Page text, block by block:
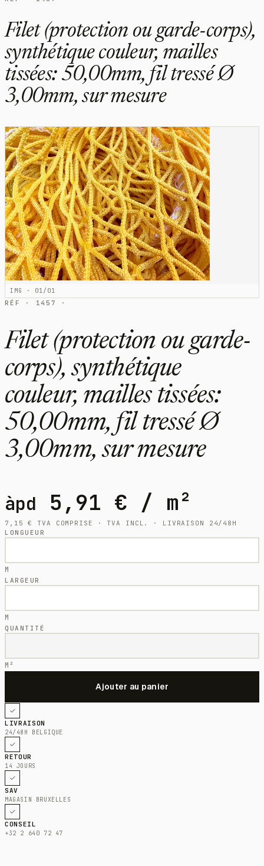
Filet (protection ou garde-corps),
synthétique couleur, mailles
tissées: 50,00mm, fil tressé Ø
3,00mm, sur mesure
IMG · 01/01
RÉF · 1457 ·
Filet (protection ou garde-
corps), synthétique
couleur, mailles tissées:
50,00mm, fil tressé Ø
3,00mm, sur mesure
àpd 5,91 € / m²
7,15€
TVA COMPRISE · TVA INCL. · LIVRAISON 24/48H
LONGUEUR
M
LARGEUR
M
QUANTITÉ
M²
LIVRAISON
24/48H BELGIQUE
RETOUR
14 JOURS
SAV
MAGASIN BRUXELLES
CONSEIL
+32 2 640 72 47